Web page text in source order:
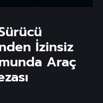
İzinsiz
Araç